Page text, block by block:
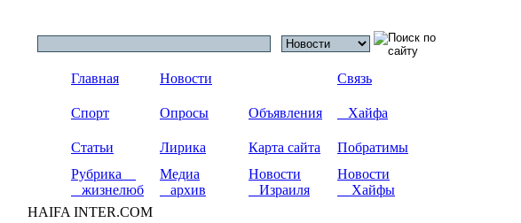
Главная Новости Связь
Спорт Опросы Объявления Хайфа
Статьи Лирика Карта сайта
Побратимы
Рубрика
жизнелюб
Медиа
архив
Новости
Израиля
Новости
Хайфы
HAIFA INTER.COM